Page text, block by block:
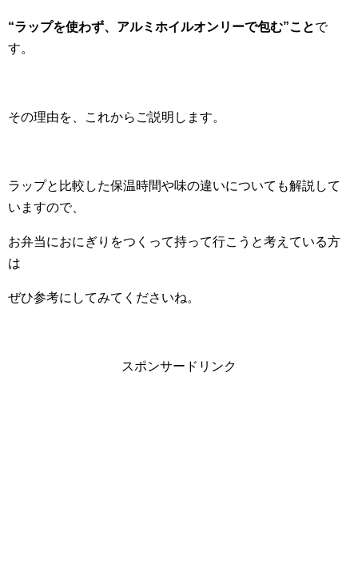
“ラップを使わず、アルミホイルオンリーで包む”ことで
す。
その理由を、これからご説明します。
ラップと比較した保温時間や味の違いについても解説して
いますので、
お弁当におにぎりをつくって持って行こうと考えている方
は
ぜひ参考にしてみてくださいね。
スポンサードリンク